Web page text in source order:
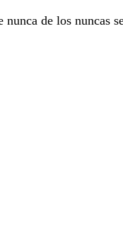
nunca de los nuncas